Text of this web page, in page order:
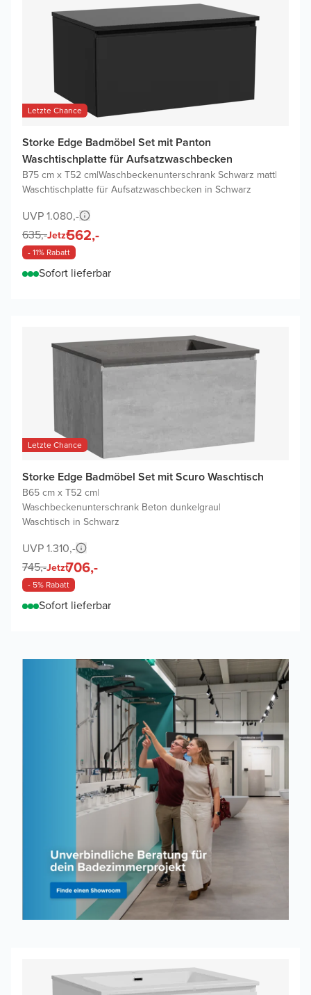
Letzte Chance
Storke Edge Badmöbel Set mit Panton
Waschtischplatte für Aufsatzwaschbecken
B75 cm x T52 cm|Waschbeckenunterschrank Schwarz matt|
Waschtischplatte für Aufsatzwaschbecken in Schwarz
UVP 1.080,-
635,-Jetzt562,-
- 11% Rabatt
Sofort lieferbar
Letzte Chance
Storke Edge Badmöbel Set mit Scuro Waschtisch
B65 cm x T52 cm|
Waschbeckenunterschrank Beton dunkelgrau|
Waschtisch in Schwarz
UVP 1.310,-
745,-Jetzt706,-
- 5% Rabatt
Sofort lieferbar